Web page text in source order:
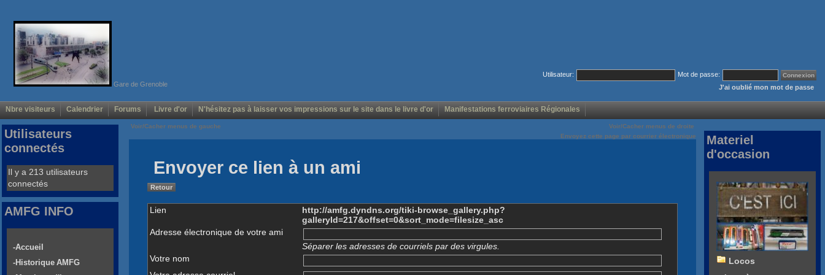
Gare de Grenoble
Utilisateur:
Mot de passe:
J'ai oublié mon mot de passe
Nbre visiteurs Calendrier Forums Livre d'or N'hésitez pas à laisser vos impressions sur le site dans le livre d'or Manifestations ferroviaires Régionales
Voir/Cacher menus de gauche
Voir/Cacher menus de droite
Envoyez cette page par courrier électronique
Envoyer ce lien à un ami
Retour
Lien
http://amfg.dyndns.org/tiki-browse_gallery.php?
galleryId=217&offset=0&sort_mode=filesize_asc
Adresse électronique de votre ami
Séparer les adresses de courriels par des virgules.
Votre nom
Utilisateurs
connectés
Il y a 213 utilisateurs
connectés
AMFG INFO
-Accueil
-Historique AMFG
Materiel
d'occasion
Locos